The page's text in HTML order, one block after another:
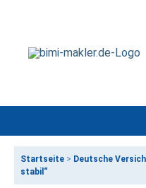
Startseite > Deutsche
stabil“